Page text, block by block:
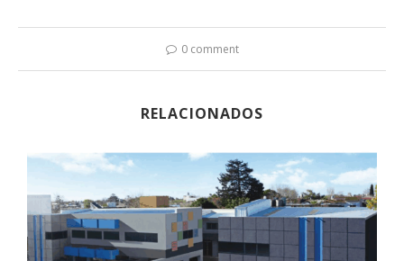
0 comment
RELACIONADOS